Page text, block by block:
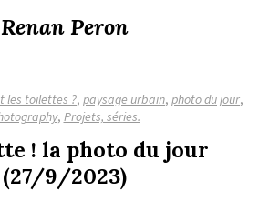
Renan Peron
les toilettes ?, paysage urbain, photo du jour,
, Projets, séries.
! la photo du jour
(27/9/2023)